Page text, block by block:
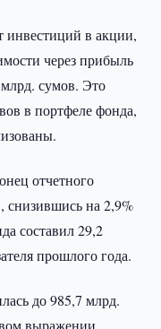
инвестиций в акции,
через прибыль
сумов. Это
в портфеле фонда,
отчетного
снизившись на 2,9%
составил 29,2
прошлого года.
до 985,7 млрд.
выражении.